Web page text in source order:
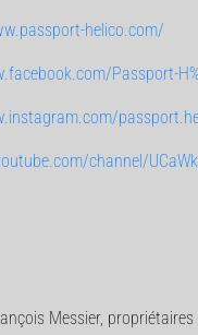
helico.com/
Passport-
channel/
Messier,